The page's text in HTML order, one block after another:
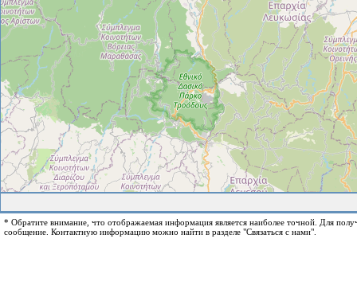
* Обратите внимание, что отображаемая информация является наиболее точной. Для
сообщение. Контактную информацию можно найти в разделе "Связаться с нами".